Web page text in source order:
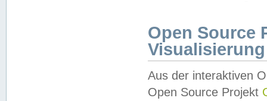
Open Source
Visualisierung
Aus der interaktiven
Open Source Projekt